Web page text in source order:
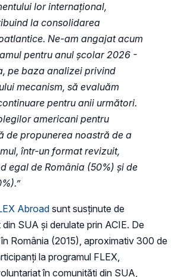
lor internațional,
la consolidarea
Ne-am angajat acum
pentru anul școlar 2026 -
pe baza analizei privind
mecanism, să evaluăm
pentru anii următori.
americani pentru
de propunerea noastră de a
într-un format revizuit,
egal de România (50%) și de
Abroadsunt susținute de
SUA și derulate prin ACIE. De
România (2015), aproximativ 300 de
la programul FLEX,
în comunități din SUA,